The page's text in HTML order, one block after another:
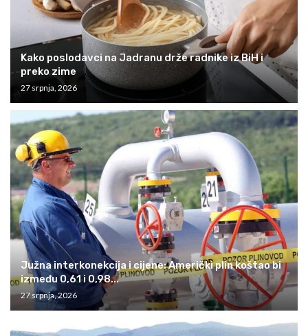
Kako poslodavci na Jadranu drže radnike iz BiH i
preko zime
27 srpnja, 2026
Južna interkonekcija i cijene: Američki plin koštao bi
između 0,61 i 0,98...
27 srpnja, 2026